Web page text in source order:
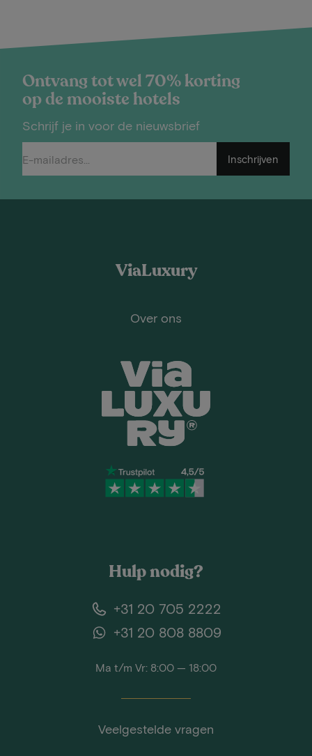
Ontvang tot wel 70% korting
op de mooiste hotels
Schrijf je in voor de nieuwsbrief
Inschrijven
ViaLuxury
Over ons
Hulp nodig?
+31 20 705 2222
+31 20 808 8809
Ma t/m Vr: 8:00 — 18:00
Veelgestelde vragen